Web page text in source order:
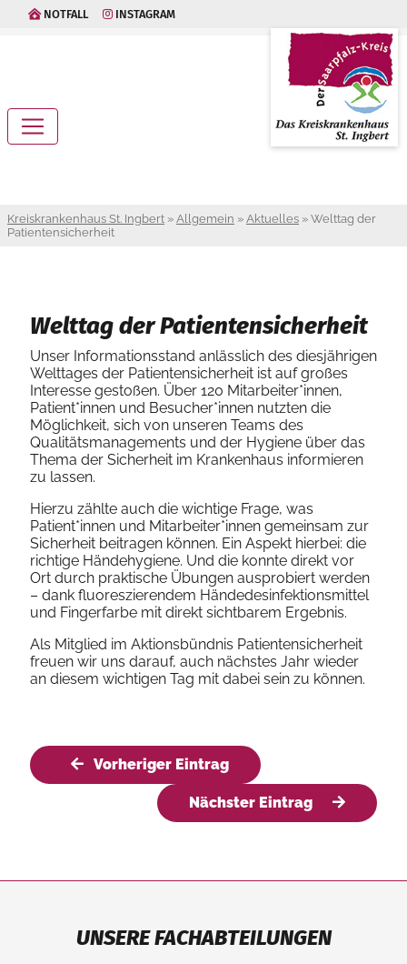
NOTFALL INSTAGRAM
Kreiskrankenhaus St. Ingbert » Allgemein » Aktuelles » Welttag der
Patientensicherheit
Welttag der Patientensicherheit
Unser Informationsstand anlässlich des diesjährigen
Welttages der Patientensicherheit ist auf großes
Interesse gestoßen. Über 120 Mitarbeiter*innen,
Patient*innen und Besucher*innen nutzten die
Möglichkeit, sich von unseren Teams des
Qualitätsmanagements und der Hygiene über das
Thema der Sicherheit im Krankenhaus informieren
zu lassen.
Hierzu zählte auch die wichtige Frage, was
Patient*innen und Mitarbeiter*innen gemeinsam zur
Sicherheit beitragen können. Ein Aspekt hierbei: die
richtige Händehygiene. Und die konnte direkt vor
Ort durch praktische Übungen ausprobiert werden
– dank fluoreszierendem Händedesinfektionsmittel
und Fingerfarbe mit direkt sichtbarem Ergebnis.
Als Mitglied im Aktionsbündnis Patientensicherheit
freuen wir uns darauf, auch nächstes Jahr wieder
an diesem wichtigen Tag mit dabei sein zu können.
Vorheriger Eintrag
Nächster Eintrag
UNSERE FACHABTEILUNGEN